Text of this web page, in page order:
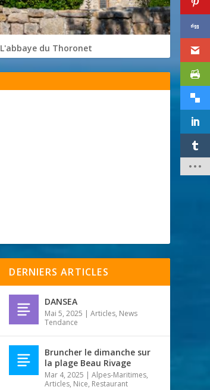
L'abbaye du Thoronet
DERNIERS ARTICLES
DANSEA
Mai 5, 2025 |Articles, News
Tendance
Bruncher le dimanche sur
la plage Beau Rivage
Mar 4, 2025 |Alpes-Maritimes,
Articles, Nice, Restaurant